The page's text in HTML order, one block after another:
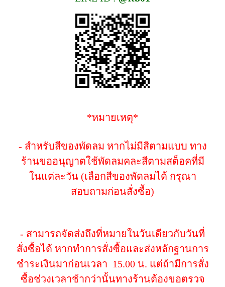
*หมายเหตุ*
- สำหรับสีของพัดลม หากไม่มีสีตามแบบ ทาง
ร้านขออนุญาตใช้พัดลมคละสีตามสต็อคที่มี
ในแต่ละวัน (เลือกสีของพัดลมได้ กรุณา
สอบถามก่อนสั่งซื้อ)
- สามารถจัดส่งถึงที่หมายในวันเดียวกับวันที่
สั่งซื้อได้ หากทำการสั่งซื้อและส่งหลักฐานการ
ชำระเงินมาก่อนเวลา 15.00 น. แต่ถ้ามีการสั่ง
ซื้อช่วงเวลาช้ากว่านั้นทางร้านต้องขอตรวจ